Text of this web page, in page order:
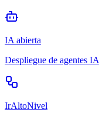
IA abierta
Despliegue de agentes IA
IrAltoNivel